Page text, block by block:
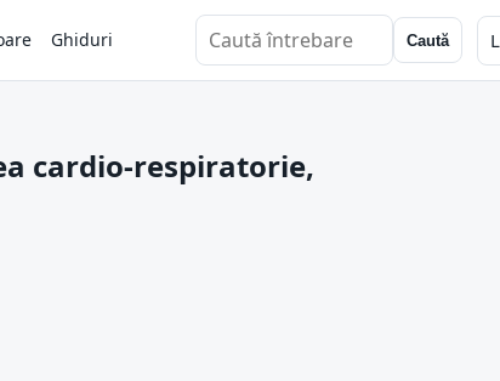
Ghiduri Caută întrebări Caută
cardio-respiratorie,